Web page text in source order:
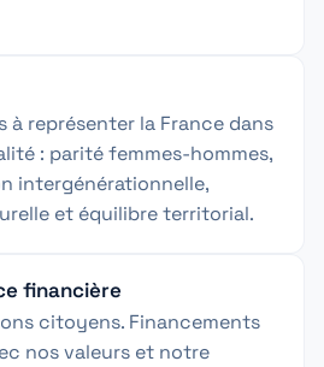
à représenter la France dans
: parité femmes-hommes,
intergénérationnelle,
et équilibre territorial.
financière
citoyens. Financements
nos valeurs et notre